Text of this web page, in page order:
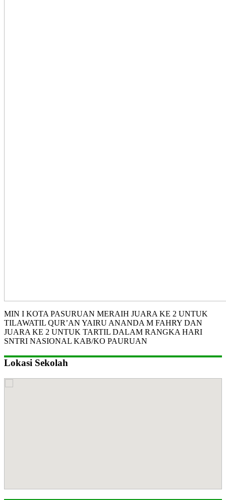
MIN I KOTA PASURUAN MERAIH JUARA KE 2 UNTUK
TILAWATIL QUR’AN YAIRU ANANDA M FAHRY DAN
JUARA KE 2 UNTUK TARTIL DALAM RANGKA HARI
SNTRI NASIONAL KAB/KO PAURUAN
Lokasi Sekolah